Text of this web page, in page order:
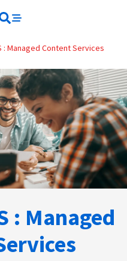
: Managed Content Services
: Managed